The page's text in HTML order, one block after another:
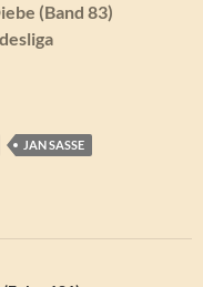
(Band 83)
JAN SASSE